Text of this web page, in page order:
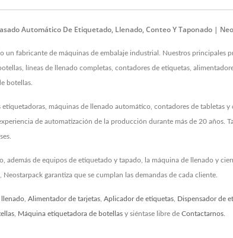
Automático De Etiquetado, Llenado, Conteo Y Taponado |
un fabricante de máquinas de embalaje industrial. Nuestros
líneas de llenado completas, contadores de etiquetas,
botellas.
máquinas de llenado automático, contadores de tabletas
de automatización de la producción durante más de 20 años.
de equipos de etiquetado y tapado, la máquina de llenado y
garantiza que se cumplan las demandas de cada cliente.
llenado Alimentador de tarjetas Aplicador de etiquetas Dispensador de
Máquina etiquetadora de botellas y siéntase libre de Contactarnos